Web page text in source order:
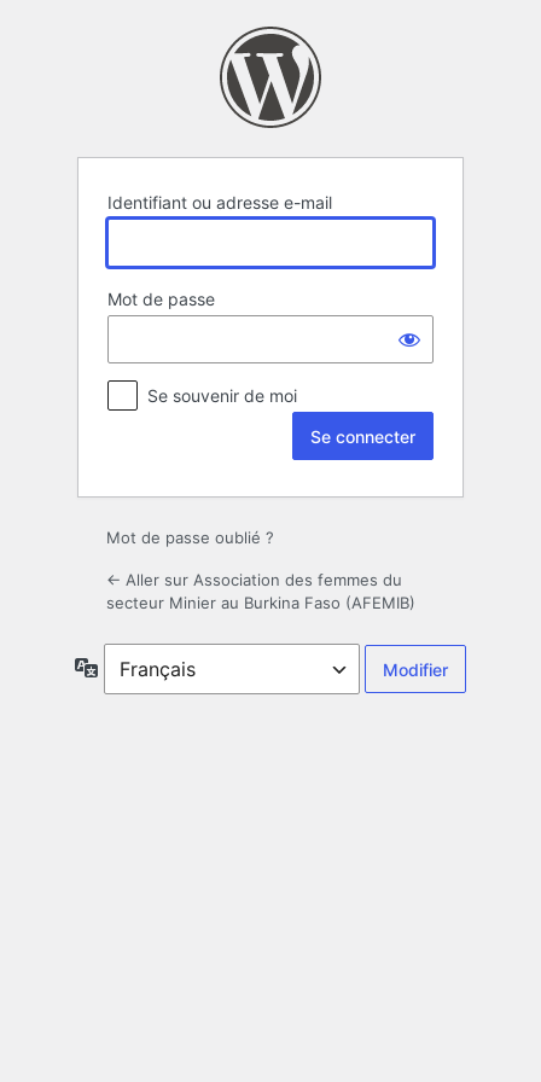
Identifiant ou adresse e-mail
Mot de passe
Se souvenir de moi
Mot de passe oublié ?
← Aller sur Association des femmes du
secteur Minier au Burkina Faso (AFEMIB)
Langue